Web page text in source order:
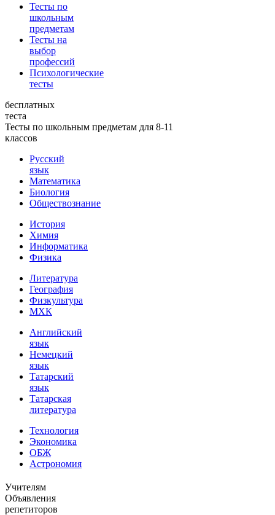
Тесты по
школьным
предметам
Тесты на
выбор
профессий
Психологические
тесты
бесплатных
теста
Тесты по школьным предметам для 8-11
классов
Русский
язык
Математика
Биология
Обществознание
История
Химия
Информатика
Физика
Литература
География
Физкультура
МХК
Английский
язык
Немецкий
язык
Татарский
язык
Татарская
литература
Технология
Экономика
ОБЖ
Астрономия
Учителям
Объявления
репетиторов